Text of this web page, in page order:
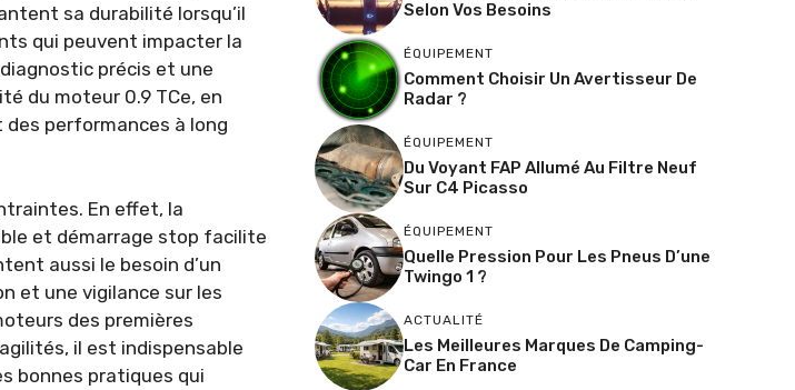
sa durabilité lorsqu’il
qui peuvent impacter la
précis et une
du moteur 0.9 TCe, en
performances à long
En effet, la
et démarrage stop facilite
aussi le besoin d’un
et une vigilance sur les
des premières
il est indispensable
bonnes pratiques qui
Selon Vos Besoins
ÉQUIPEMENT
Comment Choisir Un Avertisseur De
Radar ?
ÉQUIPEMENT
Du Voyant FAP Allumé Au Filtre Neuf
Sur C4 Picasso
ÉQUIPEMENT
Quelle Pression Pour Les Pneus D’une
Twingo 1 ?
ACTUALITÉ
Les Meilleures Marques De Camping-
Car En France